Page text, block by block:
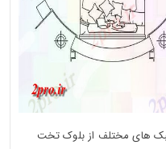
سبک های مختلف از بلوک تخت